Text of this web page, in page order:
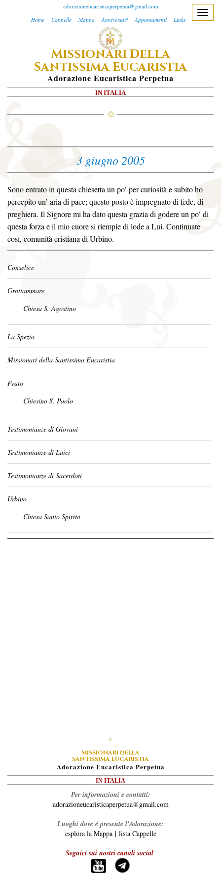
adorazioneucaristicaperpetua@gmail.com
Home
Cappelle Mappa Anniversari Appuntamenti Links
MISSIONARI DELLA
SANTISSIMA EUCARISTIA
ADorazione EUcaristica PErpetua
IN ITALIA
T
n
v
a
i
o
n
3 giugno 2005
Sono entrato in questa chiesetta un po’ per curiosità e subito ho
percepito un’ aria di pace; questo posto è impregnato di fede, di
preghiera. Il Signore mi ha dato questa grazia di godere un po’ di
questa forza e il mio cuore si riempie di lode a Lui. Continuate
così, comunità cristiana di Urbino.
Conselice
Grottammare
Chiesa S. Agostino
La Spezia
Missionari della Santissima Eucaristia
Prato
Chiesino S. Paolo
Testimonianze di Giovani
Testimonianze di Laici
Testimonianze di Sacerdoti
Urbino
Chiesa Santo Spirito
MISSIONARI DELLA
SANTISSIMA EUCARISTIA
ADorazione EUcaristica PErpetua
IN ITALIA
Per informazioni e contatti:
adorazioneucaristicaperpetua@gmail.com
Luoghi dove è presente l'Adorazione:
esplora la Mappa| lista Cappelle
Seguici sui nostri canali social